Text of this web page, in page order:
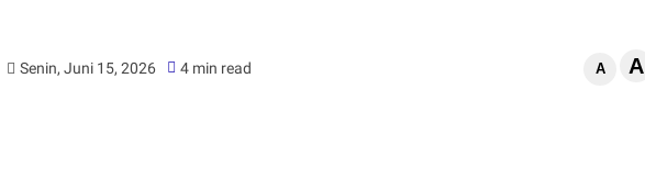
Senin, Juni 15, 2026 4 min read A A